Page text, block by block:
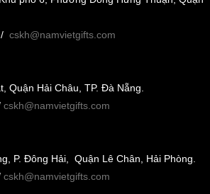
/ cskh@namvietgifts.com
Quận Hải Châu, TP. Đà Nẵng.
cskh@namvietgifts.com
P. Đông Hải, Quận Lê Chân, Hải Phòng.
cskh@namvietgifts.com